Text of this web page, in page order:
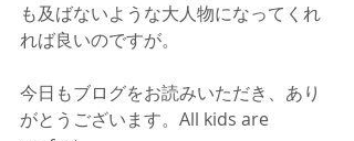
も及ばないような大人物になってくれ
れば良いのですが。
今日もブログをお読みいただき、あり
がとうございます。All kids are